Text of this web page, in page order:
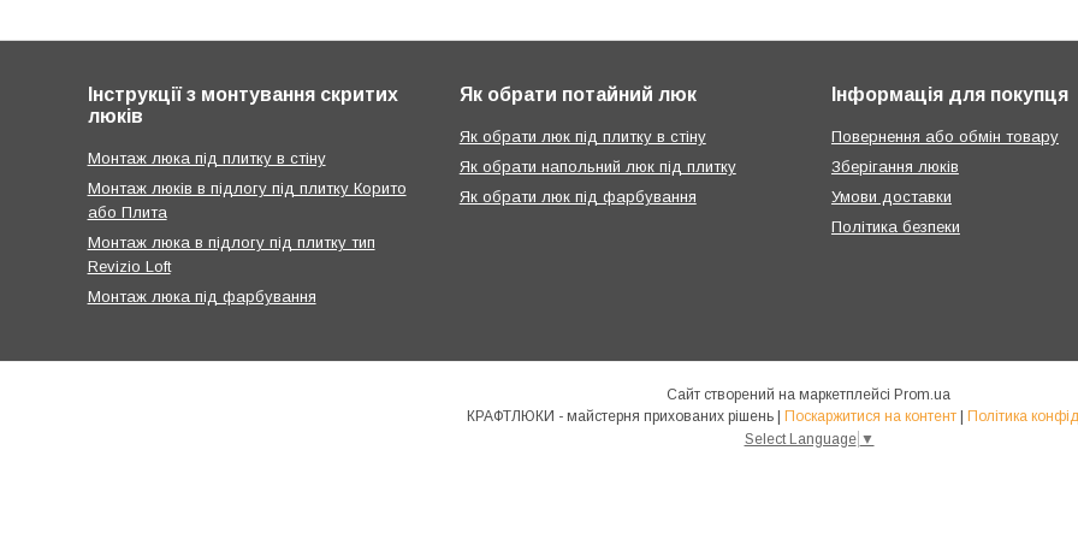
Інструкції з монтування скритих
люків
Монтаж люка під плитку в стіну
Монтаж люків в підлогу під плитку Корито
або Плита
Монтаж люка в підлогу під плитку тип
Revizio Loft
Монтаж люка під фарбування
Як обрати потайний люк
Як обрати люк під плитку в стіну
Як обрати напольний люк під плитку
Як обрати люк під фарбування
Інформація для покупця
Повернення або обмін товару
Зберігання люків
Умови доставки
Політика безпеки
Сайт створений на маркетплейсі Prom.ua
Поскаржитися на контент
Політика
Select Language ▼